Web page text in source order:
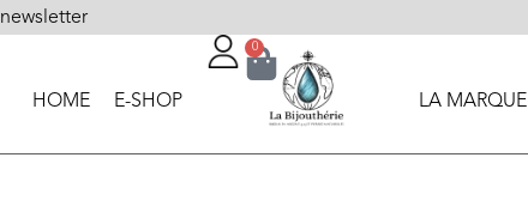
newsletter
HOME E-SHOP LA MARQUE
0